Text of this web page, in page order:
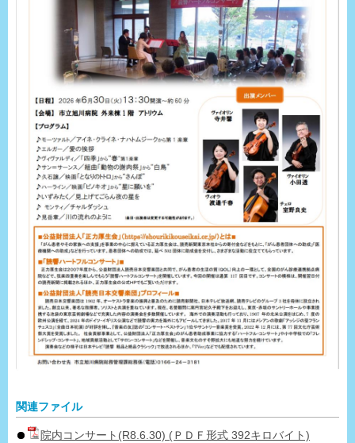
関連ファイル
院内コンサート(R8.6.30) (ＰＤＦ形式 392キロバイト)